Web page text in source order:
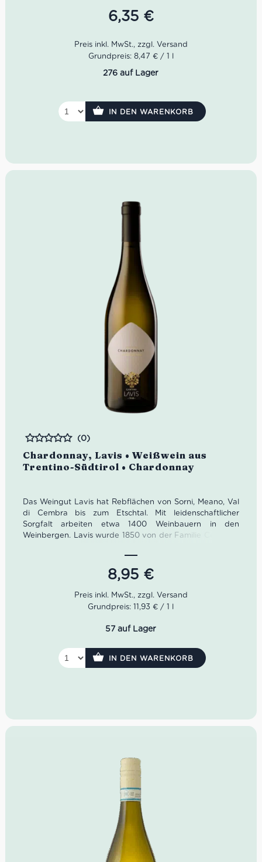
Geschäft. Der Chardonnay delle Venezie von Lenotti reift
in den Weinbergen östlich des Gardasees. Der
Als Begleitung eignet er sich hervorragend zu
Vorspeisen, Fisch vom Grill sowie leichte Antipasti.
blasses Strohgelb
6,35 €
Grundpreis: 8,47 € / 1 l
276 auf Lager
IN DEN WARENKORB
Chardonnay, Lavis • Weißwein aus
Trentino-Südtirol • Chardonnay
Bewertet
(0)
Das Weingut Lavis hat Rebflächen von Sorni, Meano, Val
di Cembra bis zum Etschtal. Mit leidenschaftlicher
Sorgfalt arbeiten etwa 1400 Weinbauern in den
Weinbergen. Lavis wurde 1850 von der Familie Cembran
Leitung von Francesco Polastri.
Geruch: Apfel, Ananas, Walnuss
Geschmack: vollmundig, harmonisch, trocken
Idealer Versandkarton: 21 Flaschen
8,95 €
Grundpreis: 11,93 € / 1 l
57 auf Lager
IN DEN WARENKORB